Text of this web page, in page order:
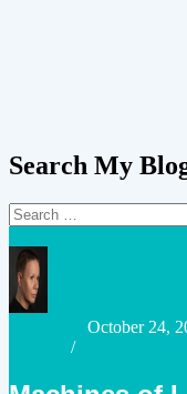
Search My
Search
for:
October 24,
/